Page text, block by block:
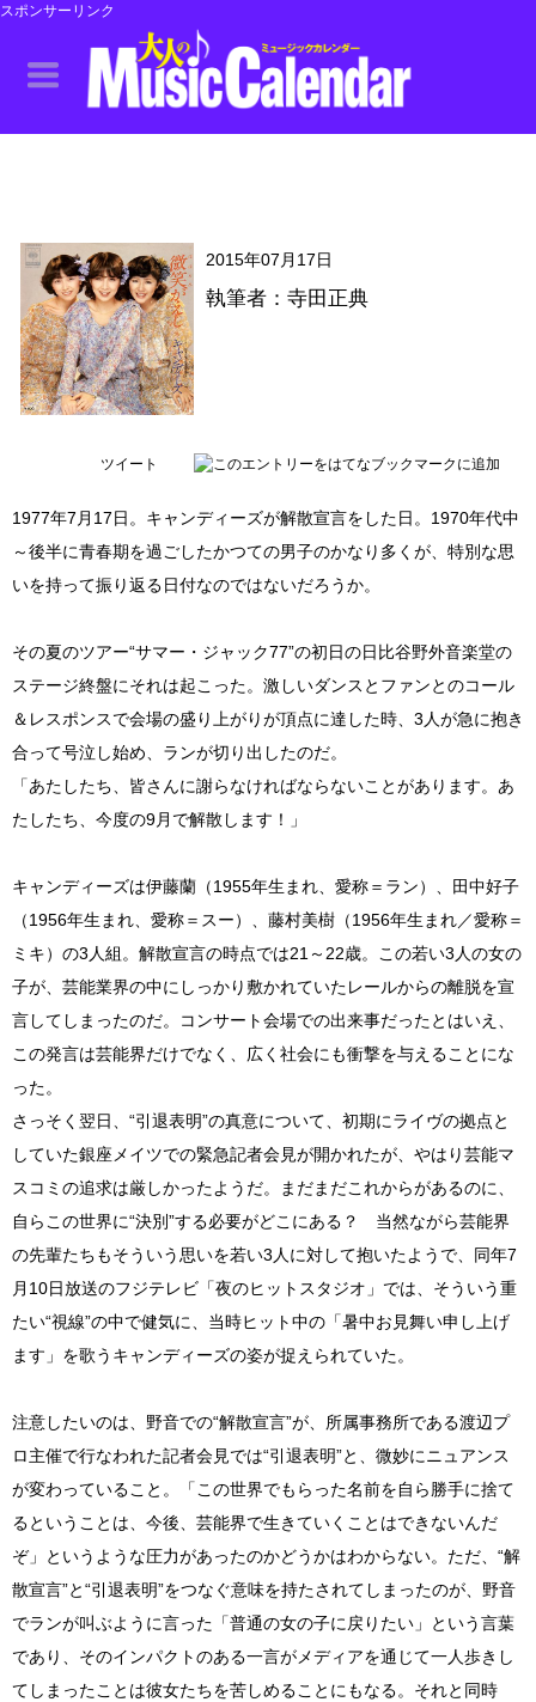
スポンサーリンク
2015年07月17日
執筆者：寺田正典
ツイート
1977年7月17日。キャンディーズが解散宣言をした日。1970年代中
～後半に青春期を過ごしたかつての男子のかなり多くが、特別な思
いを持って振り返る日付なのではないだろうか。
その夏のツアー“サマー・ジャック77”の初日の日比谷野外音楽堂の
ステージ終盤にそれは起こった。激しいダンスとファンとのコール
＆レスポンスで会場の盛り上がりが頂点に達した時、3人が急に抱き
合って号泣し始め、ランが切り出したのだ。
「あたしたち、皆さんに謝らなければならないことがあります。あ
たしたち、今度の9月で解散します！」
キャンディーズは伊藤蘭（1955年生まれ、愛称＝ラン）、田中好子
（1956年生まれ、愛称＝スー）、藤村美樹（1956年生まれ／愛称＝
ミキ）の3人組。解散宣言の時点では21～22歳。この若い3人の女の
子が、芸能業界の中にしっかり敷かれていたレールからの離脱を宣
言してしまったのだ。コンサート会場での出来事だったとはいえ、
この発言は芸能界だけでなく、広く社会にも衝撃を与えることにな
った。
さっそく翌日、“引退表明”の真意について、初期にライヴの拠点と
していた銀座メイツでの緊急記者会見が開かれたが、やはり芸能マ
スコミの追求は厳しかったようだ。まだまだこれからがあるのに、
自らこの世界に“決別”する必要がどこにある？ 当然ながら芸能界
の先輩たちもそういう思いを若い3人に対して抱いたようで、同年7
月10日放送のフジテレビ「夜のヒットスタジオ」では、そういう重
たい“視線”の中で健気に、当時ヒット中の「暑中お見舞い申し上げ
ます」を歌うキャンディーズの姿が捉えられていた。
注意したいのは、野音での“解散宣言”が、所属事務所である渡辺プ
ロ主催で行なわれた記者会見では“引退表明”と、微妙にニュアンス
が変わっていること。「この世界でもらった名前を自ら勝手に捨て
るということは、今後、芸能界で生きていくことはできないんだ
ぞ」というような圧力があったのかどうかはわからない。ただ、“解
散宣言”と“引退表明”をつなぐ意味を持たされてしまったのが、野音
でランが叫ぶように言った「普通の女の子に戻りたい」という言葉
であり、そのインパクトのある一言がメディアを通じて一人歩きし
てしまったことは彼女たちを苦しめることにもなる。それと同時